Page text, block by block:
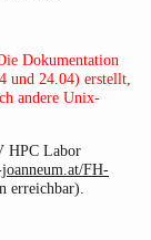
Dokumentation
und 24.04) erstellt,
andere Unix-
HPC Labor
FH-
erreichbar).